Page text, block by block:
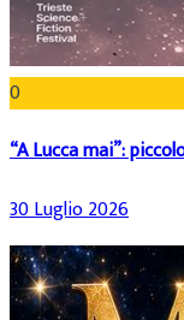
0
“A Lucca mai”:
30 Luglio 2026